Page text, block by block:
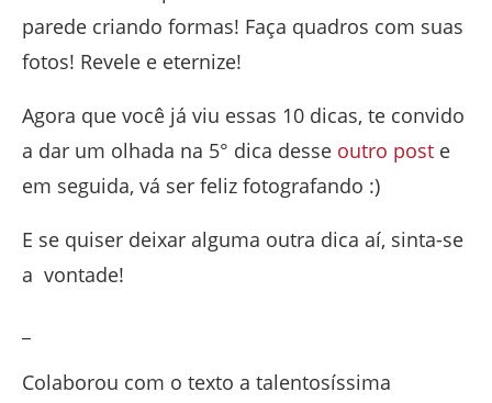
parede criando formas! Faça quadros com suas
fotos! Revele e eternize!
Agora que você já viu essas 10 dicas, te convido
a dar um olhada na 5° dica desse outro post e
em seguida, vá ser feliz fotografando :)
E se quiser deixar alguma outra dica aí, sinta-se
a vontade!
Colaborou com o texto a talentosíssima